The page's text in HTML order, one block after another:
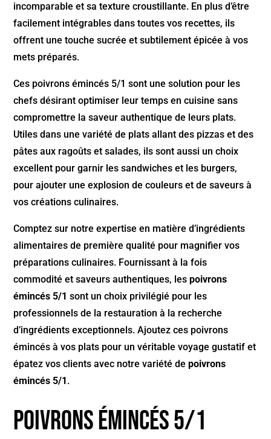
incomparable et sa texture croustillante. En plus d’être
facilement intégrables dans toutes vos recettes, ils
offrent une touche sucrée et subtilement épicée à vos
mets préparés.
Ces poivrons émincés 5/1 sont une solution pour les
chefs désirant optimiser leur temps en cuisine sans
compromettre la saveur authentique de leurs plats.
Utiles dans une variété de plats allant des pizzas et des
pâtes aux ragoûts et salades, ils sont aussi un choix
excellent pour garnir les sandwiches et les burgers,
pour ajouter une explosion de couleurs et de saveurs à
vos créations culinaires.
Comptez sur notre expertise en matière d’ingrédients
alimentaires de première qualité pour magnifier vos
préparations culinaires. Fournissant à la fois
commodité et saveurs authentiques, lespoivrons
émincés 5/1 sont un choix privilégié pour les
professionnels de la restauration à la recherche
d’ingrédients exceptionnels. Ajoutez ces poivrons
émincés à vos plats pour un véritable voyage gustatif et
épatez vos clients avec notre variété depoivrons
émincés 5/1 .
Poivrons émincés 5/1